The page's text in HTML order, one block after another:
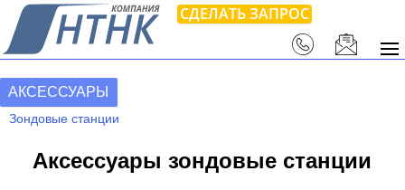
СДЕЛАТЬ ЗАПРОС
АКСЕССУАРЫ
Зондовые станции
Аксессуары зондовые станции